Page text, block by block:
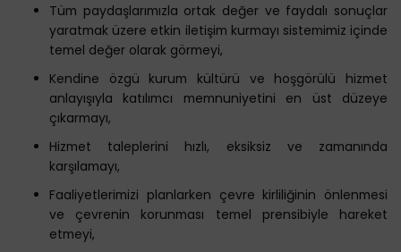
Tüm paydaşlarımızla ortak değer ve faydalı sonuçlar
yaratmak üzere etkin iletişim kurmayı sistemimiz içinde
temel değer olarak görmeyi,
Kendine özgü kurum kültürü ve hoşgörülü hizmet
anlayışıyla katılımcı memnuniyetini en üst düzeye
çıkarmayı,
Hizmet taleplerini hızlı, eksiksiz ve zamanında
karşılamayı,
Faaliyetlerimizi planlarken çevre kirliliğinin önlenmesi
ve çevrenin korunması temel prensibiyle hareket
etmeyi,